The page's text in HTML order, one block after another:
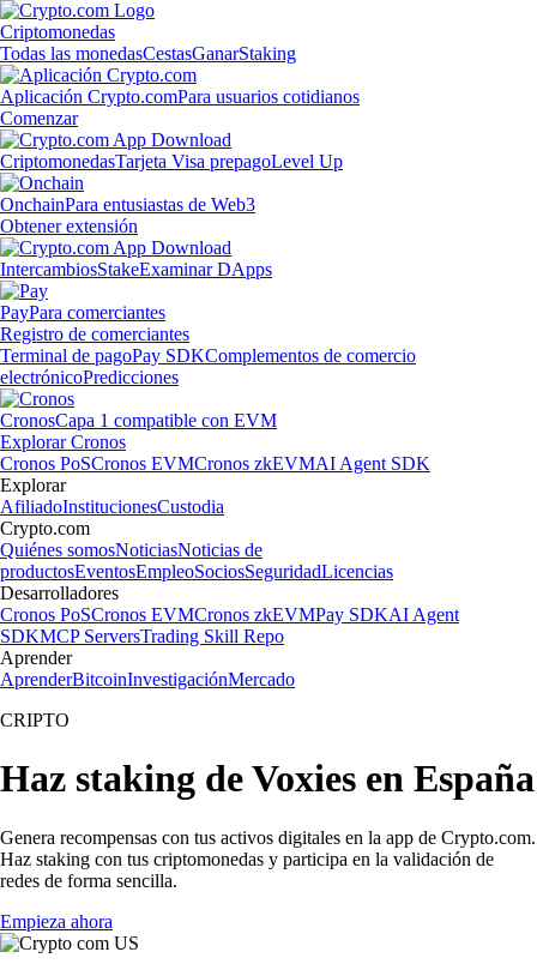
Criptomonedas
Todas las monedasCestasGanarStaking
Aplicación Crypto.comPara usuarios cotidianos
Comenzar
CriptomonedasTarjeta Visa prepagoLevel Up
OnchainPara entusiastas de Web3
Obtener extensión
IntercambiosStakeExaminar DApps
PayPara comerciantes
Registro de comerciantes
Terminal de pagoPay SDKComplementos de comercio
electrónicoPredicciones
CronosCapa 1 compatible con EVM
Explorar Cronos
Cronos PoSCronos EVMCronos zkEVMAI Agent SDK
Explorar
AfiliadoInstitucionesCustodia
Crypto.com
Quiénes somosNoticiasNoticias de
productosEventosEmpleoSociosSeguridadLicencias
Desarrolladores
Cronos PoSCronos EVMCronos zkEVMPay SDKAI Agent
SDKMCP ServersTrading Skill Repo
Aprender
AprenderBitcoinInvestigaciónMercado
CRIPTO
Haz staking de Voxies en España
Genera recompensas con tus activos digitales en la app de Crypto.com.
Haz staking con tus criptomonedas y participa en la validación de
redes de forma sencilla.
Empieza ahora